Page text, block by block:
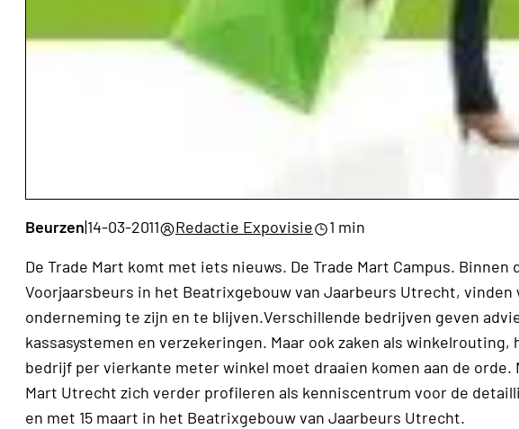
Beurzen|14-03-2011 Redactie Expovisie
1 min
De Trade Mart komt met iets nieuws. De Trade Mart Campus.
Voorjaarsbeurs in het Beatrixgebouw van Jaarbeurs Utrecht,
onderneming te zijn en te blijven.Verschillende bedrijven geven
kassasystemen en verzekeringen. Maar ook zaken als
bedrijf per vierkante meter winkel moet draaien komen aan de orde.
Mart Utrecht zich verder profileren als kenniscentrum voor de
en met 15 maart in het Beatrixgebouw van Jaarbeurs Utrecht.